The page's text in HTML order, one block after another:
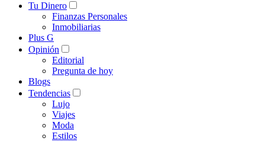
Tu Dinero
Finanzas Personales
Inmobiliarias
Plus G
Opinión
Editorial
Pregunta de hoy
Blogs
Tendencias
Lujo
Viajes
Moda
Estilos